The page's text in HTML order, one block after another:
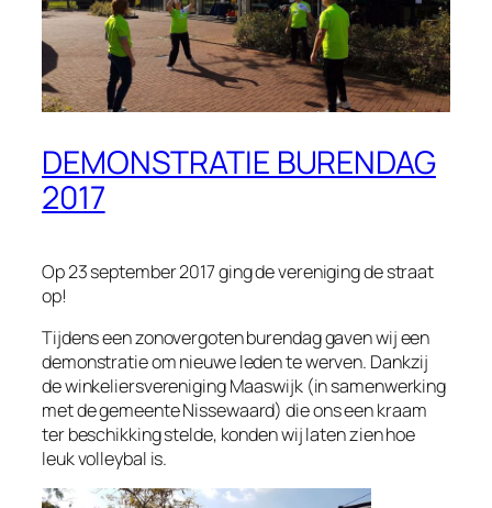
DEMONSTRATIE BURENDAG
2017
Op 23 september 2017 ging de vereniging de straat
op!
Tijdens een zonovergoten burendag gaven wij een
demonstratie om nieuwe leden te werven. Dankzij
de winkeliersvereniging Maaswijk (in samenwerking
met de gemeente Nissewaard) die ons een kraam
ter beschikking stelde, konden wij laten zien hoe
leuk volleybal is.